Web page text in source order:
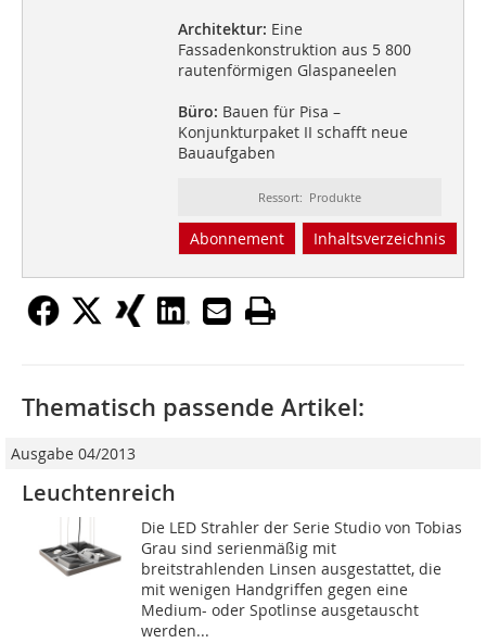
Architektur: Eine
Fassadenkonstruktion aus 5 800
rautenförmigen Glaspaneelen
Büro: Bauen für Pisa –
Konjunkturpaket II schafft neue
Bauaufgaben
Ressort: Produkte
Abonnement Inhaltsverzeichnis
Thematisch passende Artikel:
Ausgabe 04/2013
Leuchtenreich
Die LED Strahler der Serie Studio von Tobias
Grau sind serienmäßig mit
breitstrahlenden Linsen ausgestattet, die
mit wenigen Handgriffen gegen eine
Medium- oder Spotlinse ausgetauscht
werden...